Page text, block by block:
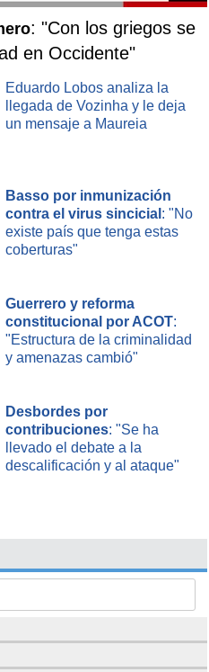
: "Con los griegos se
en Occidente"
Eduardo Lobos analiza la
llegada de Vozinha y le deja
un mensaje a Maureia
Basso por inmunización
contra el virus sincicial : "No
existe país que tenga estas
coberturas"
Guerrero y reforma
constitucional por ACOT:
"Estructura de la criminalidad
y amenazas cambió"
Desbordes por
contribuciones: "Se ha
llevado el debate a la
descalificación y al ataque"